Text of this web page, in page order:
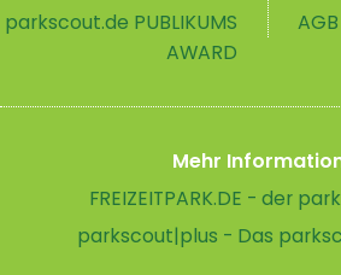
parkscout.de PUBLIKUMS
AWARD
AGB
Mehr
FREIZEITPARK.DE - der
parkscout|plus - Das